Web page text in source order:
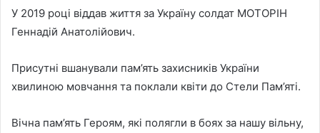
У 2019 році віддав життя за Україну солдат МОТОРІН
Геннадій Анатолійович.
Присутні вшанували пам’ять захисників України
хвилиною мовчання та поклали квіти до Стели Пам’яті.
Вічна пам’ять Героям, які полягли в боях за нашу вільну,